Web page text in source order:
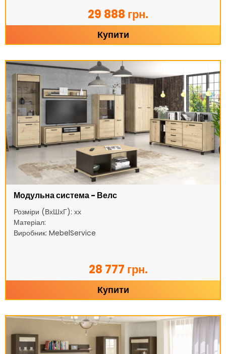
29 888 грн.
Купити
Модульна система - Велс
Розміри (ВхШхГ): хх
Матеріал:
Виробник: MebelService
28 777 грн.
Купити